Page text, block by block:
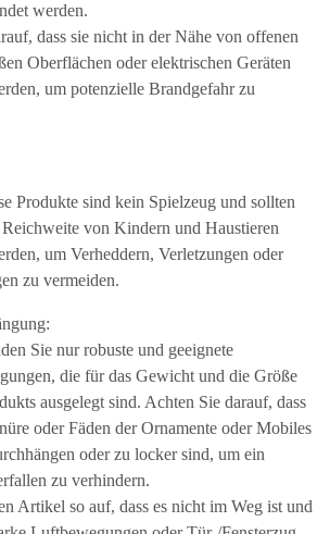
werden.
dass sie nicht in der Nähe von offenen
Oberflächen oder elektrischen Geräten
um potenzielle Brandgefahr zu
Produkte sind kein Spielzeug und sollten
von Kindern und Haustieren
um Verheddern, Verletzungen oder
zu vermeiden.
Sie nur robuste und geeignete
die für das Gewicht und die Größe
ausgelegt sind. Achten Sie darauf, dass
oder Fäden der Ornamente oder Mobiles
oder zu locker sind, um ein
zu verhindern.
Artikel so auf, dass es nicht im Weg ist und